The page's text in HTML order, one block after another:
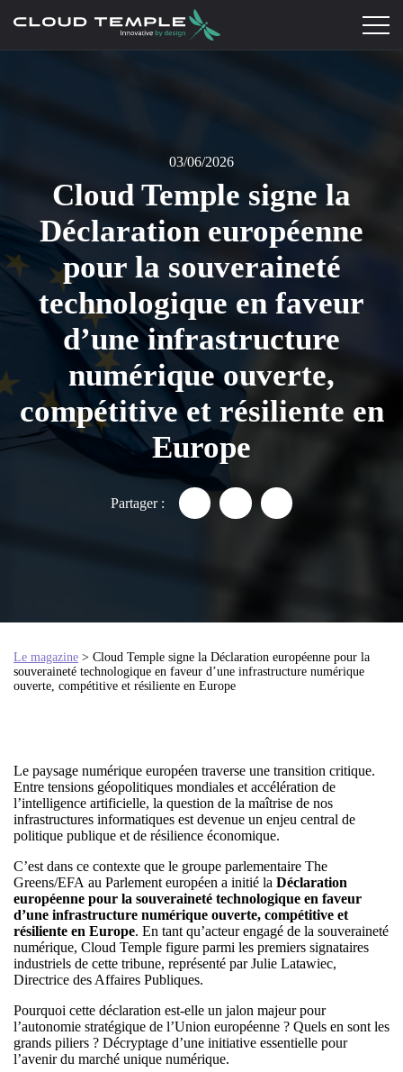
03/06/2026
Cloud Temple signe la
Déclaration européenne
pour la souveraineté
technologique en faveur
d’une infrastructure
numérique ouverte,
compétitive et résiliente en
Europe
Partager : Partager "Souveraineté
PartagerPartager
Le magazine > Cloud Temple signe la Déclaration européenne pour la
souveraineté technologique en faveur d’une infrastructure numérique
ouverte, compétitive et résiliente en Europe
Le paysage numérique européen traverse une transition critique.
Entre tensions géopolitiques mondiales et accélération de
l’intelligence artificielle, la question de la maîtrise de nos
infrastructures informatiques est devenue un enjeu central de
politique publique et de résilience économique.
C’est dans ce contexte que le groupe parlementaire The
Greens/EFA au Parlement européen a initié la Déclaration
européenne pour la souveraineté technologique en faveur
d’une infrastructure numérique ouverte, compétitive et
résiliente en Europe. En tant qu’acteur engagé de la souveraineté
numérique, Cloud Temple figure parmi les premiers signataires
industriels de cette tribune, représenté par Julie Latawiec,
Directrice des Affaires Publiques.
Pourquoi cette déclaration est-elle un jalon majeur pour
l’autonomie stratégique de l’Union européenne ? Quels en sont les
grands piliers ? Décryptage d’une initiative essentielle pour
l’avenir du marché unique numérique.